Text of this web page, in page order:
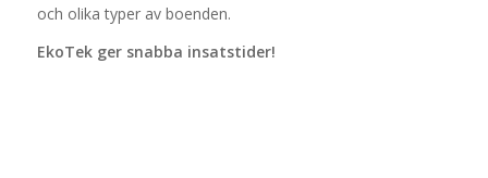
och olika typer av boenden.
EkoTek ger snabba insatstider!